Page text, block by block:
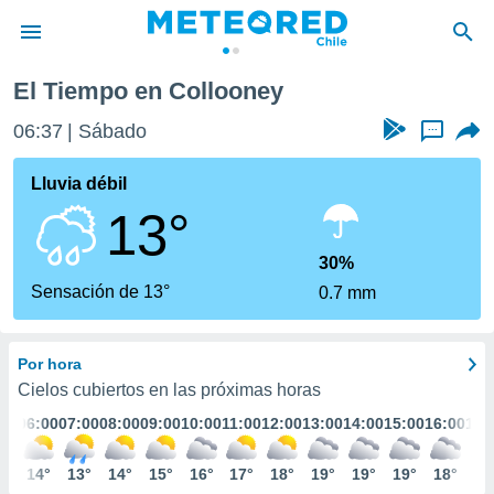
de
por
se
calidad.
a este
las
y
forma
digital
basada
El Tiempo en Collooney
06:37 Sábado ...
Lluvia débil
13°
Sensación de 13°
30%
0.7 mm
Por hora
Cielos cubiertos en las próximas horas
06:00
14°
07:00
13°
08:00
14°
09:00
15°
10:00
16°
11:00
17°
12:00
18°
13:00
19°
14:00
19°
15:00
19°
16:00
18°